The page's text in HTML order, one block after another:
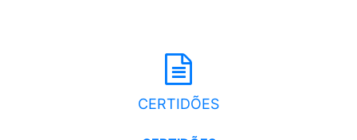
CERTIDÕES